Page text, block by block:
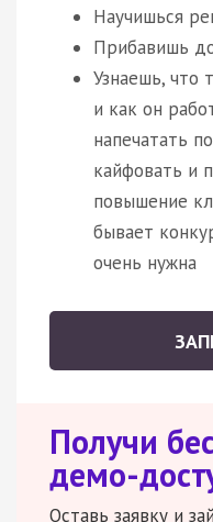
Научишься
Прибавишь
Узнаешь, что
и как он
напечатать
кайфовать и
повышение
бывает
очень нужна
Получи
демо-
Оставь заявку и